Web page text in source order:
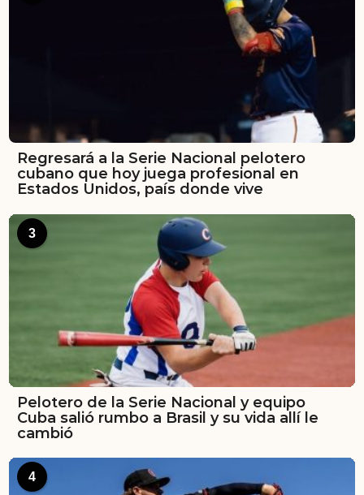
Regresará a la Serie Nacional pelotero
cubano que hoy juega profesional en
Estados Unidos, país donde vive
3
Pelotero de la Serie Nacional y equipo
Cuba salió rumbo a Brasil y su vida allí le
cambió
4